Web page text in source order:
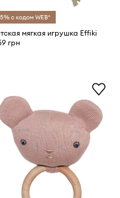
с кодом WEB*
мягкая игрушка Effiki
грн